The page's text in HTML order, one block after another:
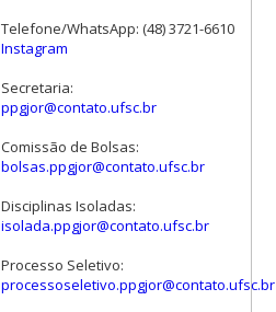
Telefone/WhatsApp: (48) 3721-6610
Instagram
Secretaria:
ppgjor@contato.ufsc.br
Comissão de Bolsas:
bolsas.ppgjor@contato.ufsc.br
Disciplinas Isoladas:
isolada.ppgjor@contato.ufsc.br
Processo Seletivo:
processoseletivo.ppgjor@contato.ufsc.br